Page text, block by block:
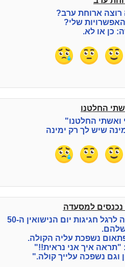
ארוחת ערב?
שלי?
כן או לא.
החלטנו
ואשתי החלטנו"
שיש לך רק ימינה
נכנסים למסעדה
בעל ואישה נכנסים למסעדה לרגל חגיגות יום הנישואין ה-50
נשפכת עליה הקולה.
איך אני נראית!!"
וגם נשפכה עלייך קולה."